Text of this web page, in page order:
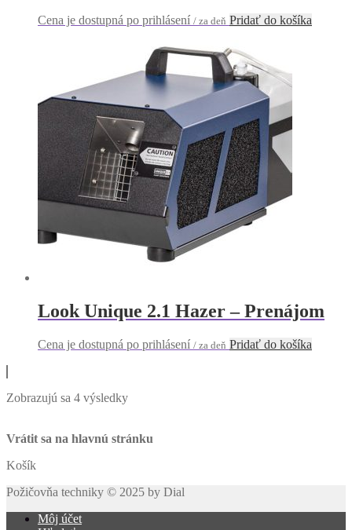
Cena je dostupná po prihlásení / za deň Pridať do košíka
Look Unique 2.1 Hazer – Prenájom
Cena je dostupná po prihlásení / za deň Pridať do košíka
Zobrazujú sa 4 výsledky
Vrátit sa na hlavnú stránku
Košík
Požičovňa techniky © 2025 by Dial
Môj účet